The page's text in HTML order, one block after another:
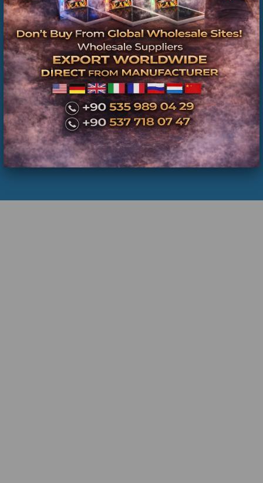
2 El Masaj Koltuğu Letgo - Masaj Koltuğu
Fiyatları Letgo